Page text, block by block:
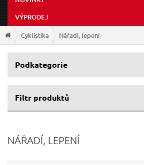
VÝPRODEJ
Cyklistika Nářadí, lepení
Podkategorie
Filtr produktů
NÁŘADÍ, LEPENÍ